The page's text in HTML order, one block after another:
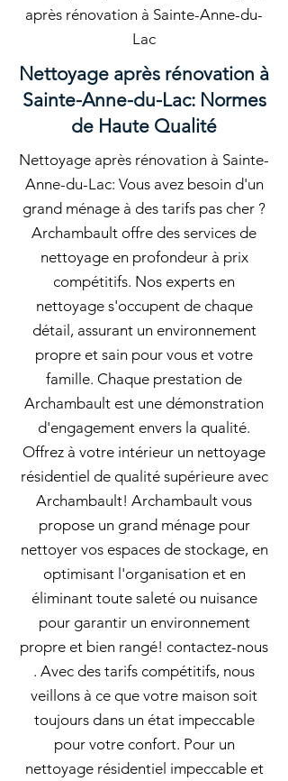
après rénovation à Sainte-Anne-du-
Lac
Nettoyage après rénovation à
Sainte-Anne-du-Lac: Normes
de Haute Qualité
Nettoyage après rénovation à Sainte-
Anne-du-Lac: Vous avez besoin d'un
grand ménage à des tarifs pas cher ?
Archambault offre des services de
nettoyage en profondeur à prix
compétitifs. Nos experts en
nettoyage s'occupent de chaque
détail, assurant un environnement
propre et sain pour vous et votre
famille. Chaque prestation de
Archambault est une démonstration
d'engagement envers la qualité.
Offrez à votre intérieur un nettoyage
résidentiel de qualité supérieure avec
Archambault! Archambault vous
propose un grand ménage pour
nettoyer vos espaces de stockage, en
optimisant l'organisation et en
éliminant toute saleté ou nuisance
pour garantir un environnement
propre et bien rangé! contactez-nous
. Avec des tarifs compétitifs, nous
veillons à ce que votre maison soit
toujours dans un état impeccable
pour votre confort. Pour un
nettoyage résidentiel impeccable et